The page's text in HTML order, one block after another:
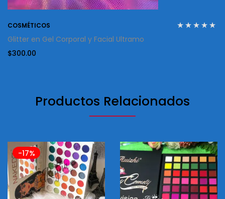
COSMÉTICOS
Glitter en Gel Corporal y Facial Ultramo
$300.00
Productos Relacionados
-17%